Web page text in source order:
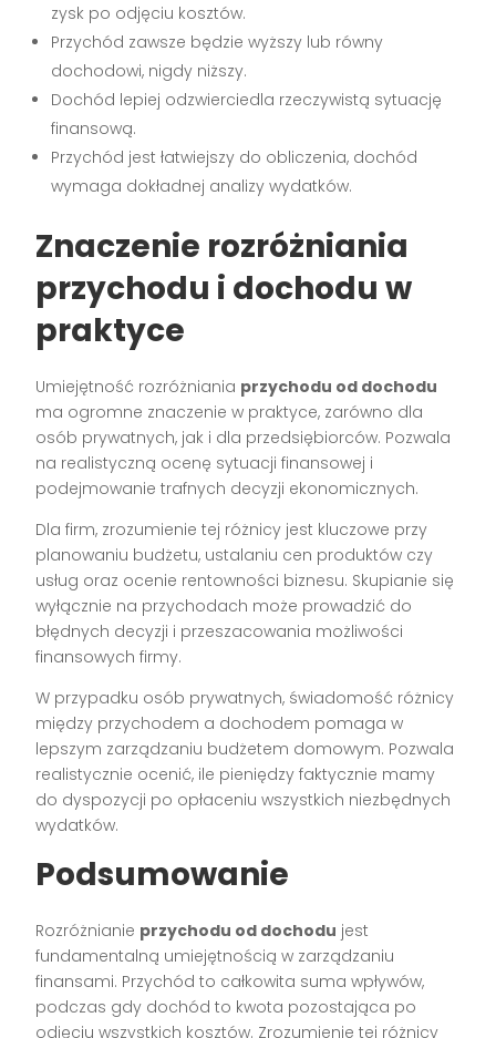
zysk po odjęciu kosztów.
Przychód zawsze będzie wyższy lub równy
dochodowi, nigdy niższy.
Dochód lepiej odzwierciedla rzeczywistą sytuację
finansową.
Przychód jest łatwiejszy do obliczenia, dochód
wymaga dokładnej analizy wydatków.
Znaczenie rozróżniania
przychodu i dochodu w
praktyce
Umiejętność rozróżniania przychodu od dochodu
ma ogromne znaczenie w praktyce, zarówno dla
osób prywatnych, jak i dla przedsiębiorców. Pozwala
na realistyczną ocenę sytuacji finansowej i
podejmowanie trafnych decyzji ekonomicznych.
Dla firm, zrozumienie tej różnicy jest kluczowe przy
planowaniu budżetu, ustalaniu cen produktów czy
usług oraz ocenie rentowności biznesu. Skupianie się
wyłącznie na przychodach może prowadzić do
błędnych decyzji i przeszacowania możliwości
finansowych firmy.
W przypadku osób prywatnych, świadomość różnicy
między przychodem a dochodem pomaga w
lepszym zarządzaniu budżetem domowym. Pozwala
realistycznie ocenić, ile pieniędzy faktycznie mamy
do dyspozycji po opłaceniu wszystkich niezbędnych
wydatków.
Podsumowanie
Rozróżnianie przychodu od dochodu jest
fundamentalną umiejętnością w zarządzaniu
finansami. Przychód to całkowita suma wpływów,
podczas gdy dochód to kwota pozostająca po
odjęciu wszystkich kosztów. Zrozumienie tej różnicy